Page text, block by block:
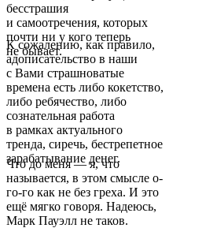
бесстрашия
и самоотречения, которых
почти ни у кого теперь
не бывает.
К сожалению, как правило,
адописательство в наши
с Вами страшноватые
времена есть либо кокетство,
либо ребячество, либо
сознательная работа
в рамках актуального
тренда, сиречь, бестрепетное
зарабатывание денег.
Что до меня — я, что
называется, в этом смысле о-
го-го как не без греха. И это
ещё мягко говоря. Надеюсь,
Марк Пауэлл не таков.